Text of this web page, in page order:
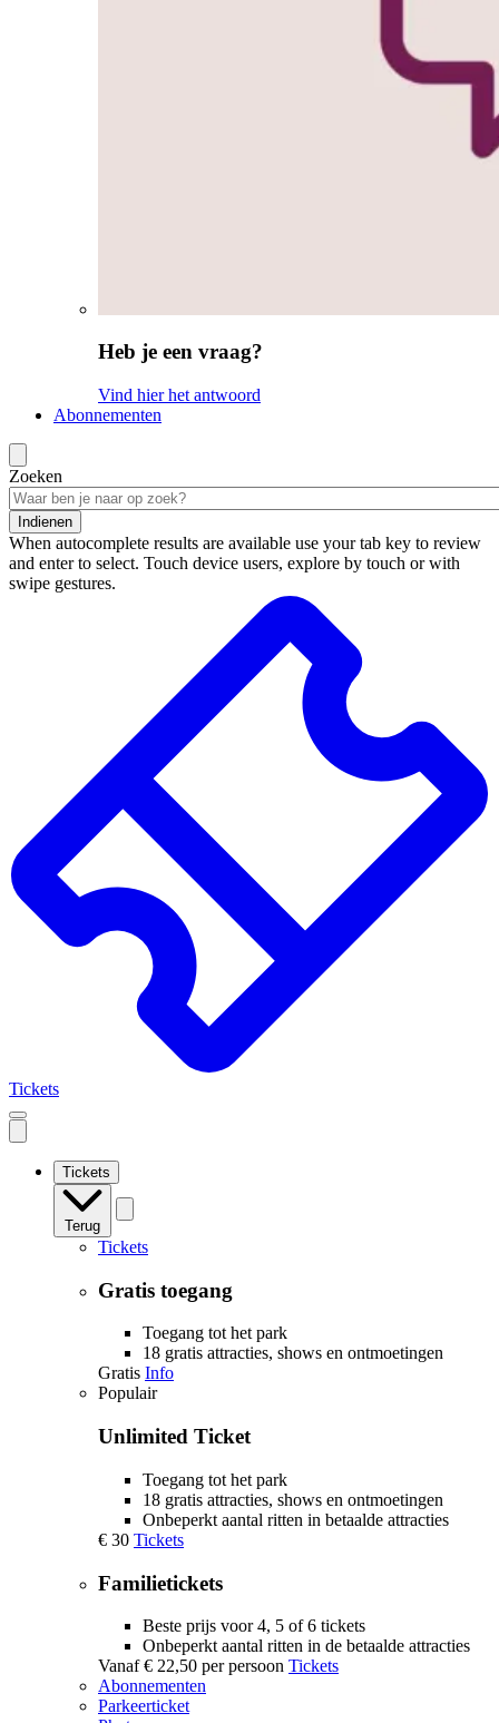
Heb je een vraag?
Vind hier het antwoord
Abonnementen
Zoeken
Indienen
When autocomplete results are available use your tab key to review
and enter to select. Touch device users, explore by touch or with
swipe gestures.
Tickets
Open
mobile
navigation
Tickets
Terug
Tickets
Gratis toegang
Toegang tot het park
18 gratis attracties, shows en ontmoetingen
Gratis Info
Populair
Unlimited Ticket
Toegang tot het park
18 gratis attracties, shows en ontmoetingen
Onbeperkt aantal ritten in betaalde attracties
€ 30 Tickets
Familietickets
Beste prijs voor 4, 5 of 6 tickets
Onbeperkt aantal ritten in de betaalde attracties
Vanaf € 22,50 per persoon Tickets
Abonnementen
Parkeerticket